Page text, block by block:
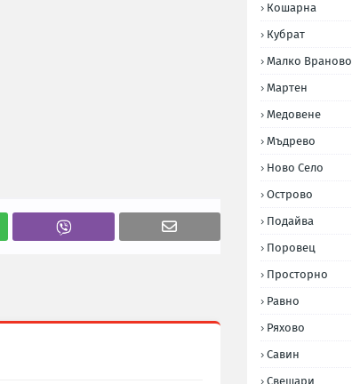
Кошарна
Кубрат
Малко Враново
Мартен
Медовене
Мъдрево
Ново Село
Острово
Подайва
Поровец
Просторно
Равно
Ряхово
Савин
Свещари